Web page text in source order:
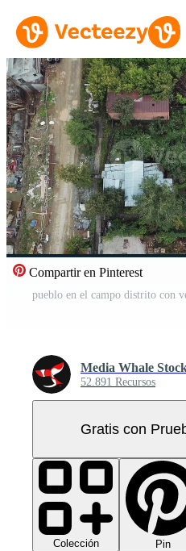
Compartir en Pinterest
Media Whale
52.891 Recursos
Gratis con
Colección Pin